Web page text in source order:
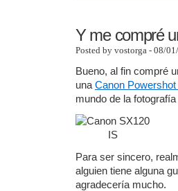
Y me compré
Posted by vostorga - 08/
Bueno, al fin compré
una Canon
mundo de la
Para ser sincero,
alguien tiene alguna
agradecería mucho.